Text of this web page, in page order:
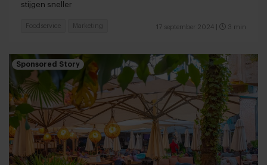
stijgen sneller
17 september 2024 3 min
Foodservice Marketing
Sponsored Story